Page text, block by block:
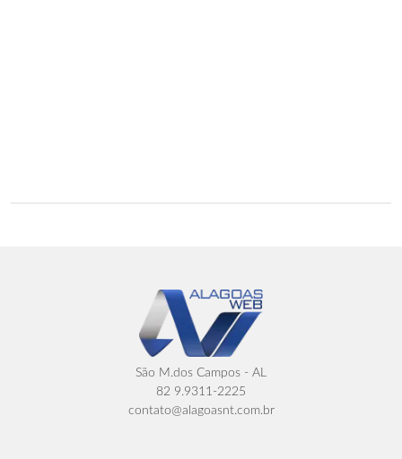
São M.dos Campos - AL
82 9.9311-2225
contato@alagoasnt.com.br